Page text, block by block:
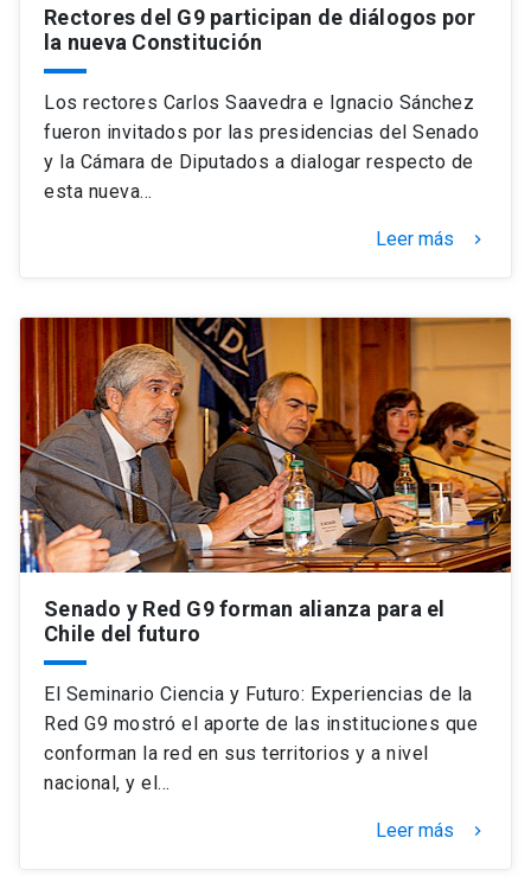
Rectores del G9 participan de diálogos por
la nueva Constitución
Los rectores Carlos Saavedra e Ignacio Sánchez
fueron invitados por las presidencias del Senado
y la Cámara de Diputados a dialogar respecto de
esta nueva…
Leer más keyboard_arrow_right
Senado y Red G9 forman alianza para el
Chile del futuro
El Seminario Ciencia y Futuro: Experiencias de la
Red G9 mostró el aporte de las instituciones que
conforman la red en sus territorios y a nivel
nacional, y el…
Leer más keyboard_arrow_right